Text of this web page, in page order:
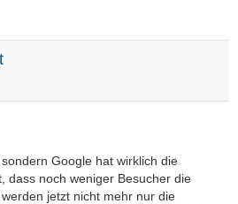
Google hat wirklich die
dass noch weniger Besucher die
jetzt nicht mehr nur die